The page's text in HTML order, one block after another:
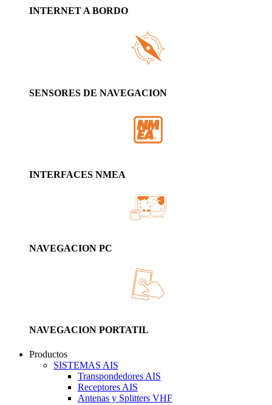
INTERNET A BORDO
SENSORES DE NAVEGACION
INTERFACES NMEA
NAVEGACION PC
NAVEGACION PORTATIL
Productos
SISTEMAS AIS
Transpondedores AIS
Receptores AIS
Antenas y Splitters VHF